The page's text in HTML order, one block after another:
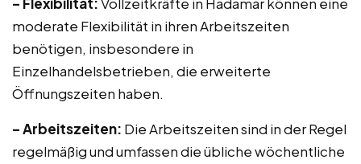
moderate Flexibilität in ihren Arbeitszeiten
benötigen, insbesondere in
Einzelhandelsbetrieben, die erweiterte
Öffnungszeiten haben.
– Arbeitszeiten: Die Arbeitszeiten sind in der Regel
regelmäßig und umfassen die übliche wöchentliche